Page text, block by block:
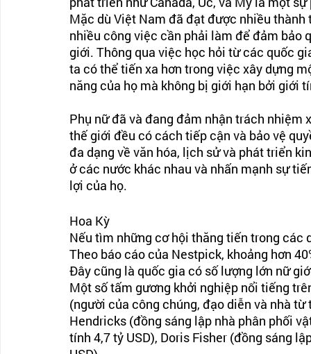
Mặc dù Việt Nam đã đạt được nhiều
nhiều công việc cần phải làm để đảm bảo
giới. Thông qua việc học hỏi từ các quốc
ta có thể tiến xa hơn trong việc xây dựng
năng của họ mà không bị giới hạn bởi giới
Phụ nữ đã và đang đảm nhận trách
thế giới đều có cách tiếp cận và bảo vệ
đa dạng về văn hóa, lịch sử và phát triển
ở các nước khác nhau và nhấn mạnh sự
lợi của họ.
Hoa Kỳ
Nếu tìm những cơ hội thăng tiến trong các
Theo báo cáo của Nestpick, khoảng hơn
Đây cũng là quốc gia có số lượng lớn nữ
Một số tấm gương khởi nghiệp nổi tiếng
(người của công chúng, đạo diễn và nhà
Hendricks (đồng sáng lập nhà phân phối
tính 4,7 tỷ USD), Doris Fisher (đồng sáng